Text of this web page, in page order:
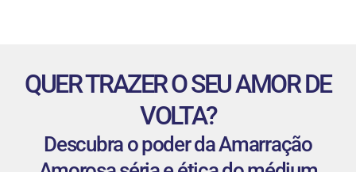
QUER TRAZER O SEU AMOR DE
VOLTA?
Descubra o poder da Amarração